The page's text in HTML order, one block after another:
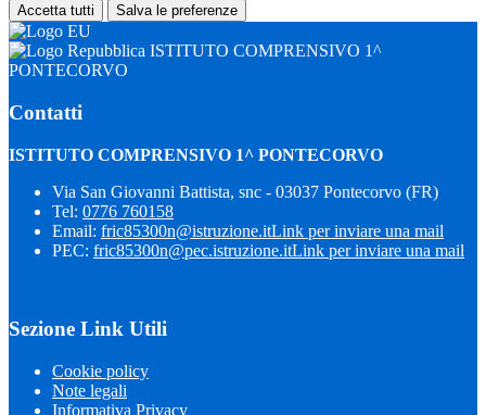
Accetta tutti Salva le preferenze
ISTITUTO COMPRENSIVO 1^
PONTECORVO
Contatti
ISTITUTO COMPRENSIVO 1^ PONTECORVO
Via San Giovanni Battista, snc - 03037 Pontecorvo (FR)
Tel: 0776 760158
Email: fric85300n@istruzione.itLink per inviare una mail
PEC: fric85300n@pec.istruzione.itLink per inviare una mail
Sezione Link Utili
Cookie policy
Note legali
Informativa Privacy